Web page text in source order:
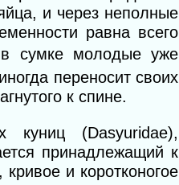
и через неполные
равна всего
сумке молодые уже
переносит своих
к спине.
куниц (Dasyuridae),
принадлежащий к
и коротконогое